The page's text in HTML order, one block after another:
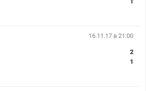
16.11.17 в 21:00
2
1